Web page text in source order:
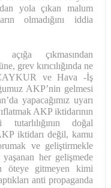
yola çıkan malum
olmadığını iddia
çıkmasından
grev kırıcılığında ne
ÇAYKUR ve Hava -İş
AKP’nin gelmesi
yapacağımız uyarı
AKP iktidarının
tutarlılığının doğal
iktidarı değil, kamu
ve geliştirmekle
her gelişmede
öteye gitmeyen kimi
anti propaganda